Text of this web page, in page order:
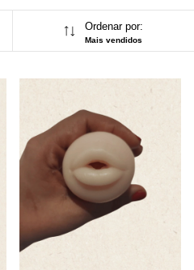
Ordenar por:
Mais vendidos